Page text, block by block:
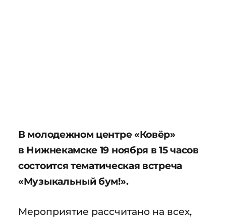
В молодежном центре «Ковёр»
в Нижнекамске 19 ноября в 15 часов
состоится тематическая встреча
«Музыкальный бум!».
Мероприятие рассчитано на всех,